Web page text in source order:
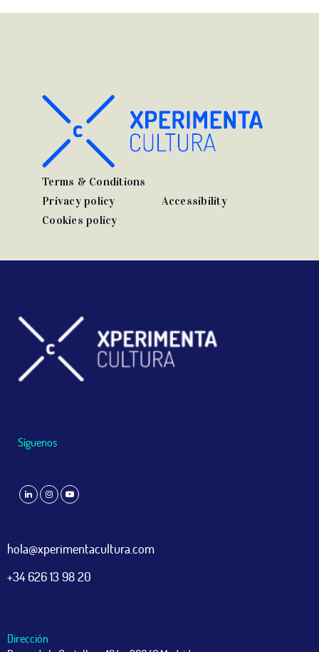
Terms & Conditions
Privacy policy
Accessibility
Cookies policy
Síguenos
hola@xperimentacultura.com
+34 626 13 98 20
Dirección